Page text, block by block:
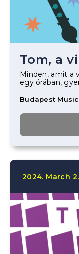
Tom, a
Minden, amit a
egy órában,
Budapest
2024. March 2.